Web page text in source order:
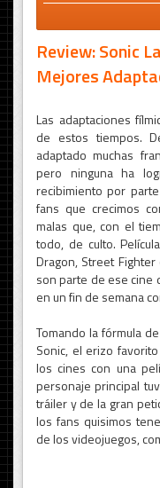
Review: Sonic
Mejores
Las adaptaciones
de estos tiempos.
adaptado muchas
pero ninguna ha
recibimiento por
fans que crecimos
malas que, con el
todo, de culto.
Dragon, Street
son parte de ese cine
en un fin de semana
Tomando la fórmula
Sonic, el erizo
los cines con una
personaje principal
tráiler y de la gran
los fans quisimos
de los videojuegos,